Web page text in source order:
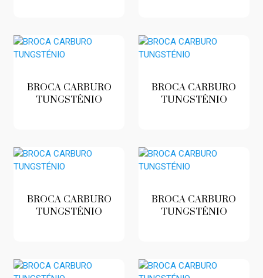
BROCA CARBURO
TUNGSTÉNIO
BROCA CARBURO
TUNGSTÉNIO
BROCA CARBURO
TUNGSTÉNIO
BROCA CARBURO
TUNGSTÉNIO